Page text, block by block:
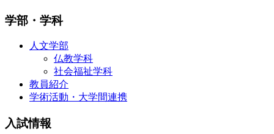
学部・学科
人文学部
仏教学科
社会福祉学科
教員紹介
学術活動・大学間連携
入試情報